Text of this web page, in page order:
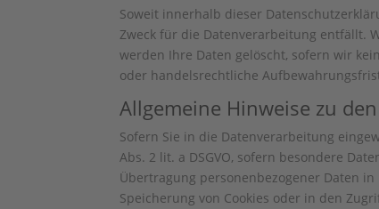
Soweit innerhalb dieser
Zweck für die Datenverarbeitung entfällt.
werden Ihre Daten gelöscht, sofern wir
oder handelsrechtliche
Allgemeine Hinweise zu
Sofern Sie in die Datenverarbeitung
Abs. 2 lit. a DSGVO, sofern besondere
Übertragung personenbezogener Daten
Speicherung von Cookies oder in den